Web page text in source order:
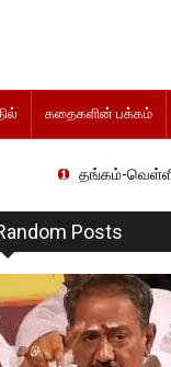
கதைகளின் பக்கம்
வெள்ளி விலை
Posts